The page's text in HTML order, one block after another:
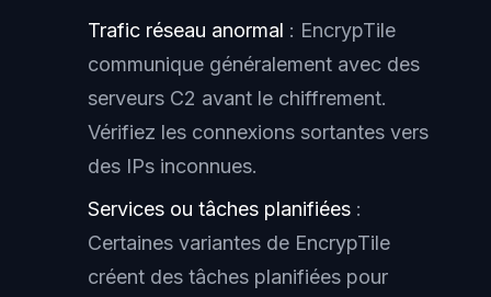
Trafic réseau anormal : EncrypTile
communique généralement avec des
serveurs C2 avant le chiffrement.
Vérifiez les connexions sortantes vers
des IPs inconnues.
Services ou tâches planifiées :
Certaines variantes de EncrypTile
créent des tâches planifiées pour